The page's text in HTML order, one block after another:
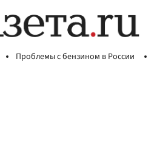
Проблемы с бензином в России